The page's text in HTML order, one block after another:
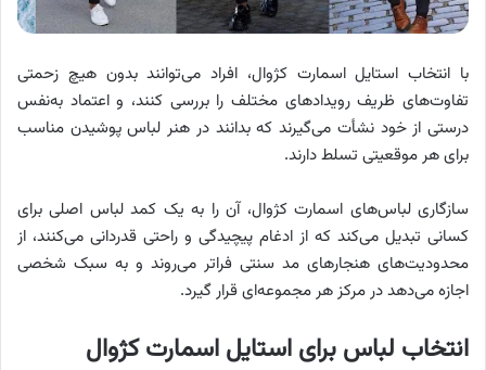
با انتخاب استایل اسمارت کژوال، افراد می‌توانند بدون هیچ زحمتی
تفاوت‌های ظریف رویدادهای مختلف را بررسی کنند، و اعتماد به‌نفس
درستی از خود نشأت می‌گیرند که بدانند در هنر لباس پوشیدن مناسب
برای هر موقعیتی تسلط دارند.
سازگاری لباس‌های اسمارت کژوال، آن را به یک کمد لباس اصلی برای
کسانی تبدیل می‌کند که از ادغام پیچیدگی و راحتی قدردانی می‌کنند، از
محدودیت‌های هنجارهای مد سنتی فراتر می‌روند و به سبک شخصی
اجازه می‌دهد در مرکز هر مجموعه‌ای قرار گیرد.
انتخاب لباس برای استایل اسمارت کژوال